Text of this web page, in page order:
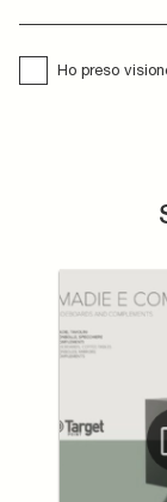
Ho preso